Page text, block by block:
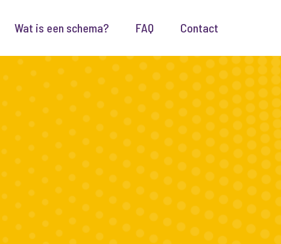
Wat is een schema? FAQ Contact